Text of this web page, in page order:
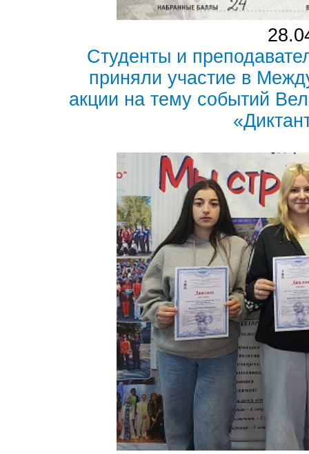
Студенты и
приняли участие в
акции на тему событий